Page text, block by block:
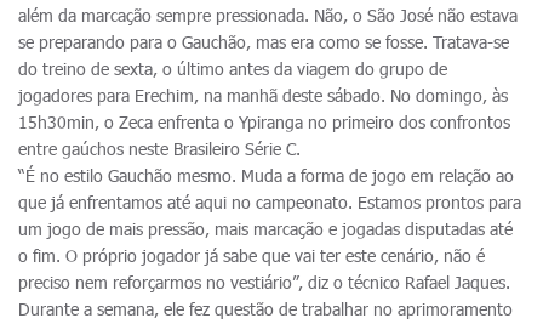
além da marcação sempre pressionada. Não, o São José não estava
se preparando para o Gauchão, mas era como se fosse. Tratava-se
do treino de sexta, o último antes da viagem do grupo de
jogadores para Erechim, na manhã deste sábado. No domingo, às
15h30min, o Zeca enfrenta o Ypiranga no primeiro dos confrontos
entre gaúchos neste Brasileiro Série C.
“É no estilo Gauchão mesmo. Muda a forma de jogo em relação ao
que já enfrentamos até aqui no campeonato. Estamos prontos para
um jogo de mais pressão, mais marcação e jogadas disputadas até
o fim. O próprio jogador já sabe que vai ter este cenário, não é
preciso nem reforçarmos no vestiário”, diz o técnico Rafael Jaques.
Durante a semana, ele fez questão de trabalhar no aprimoramento